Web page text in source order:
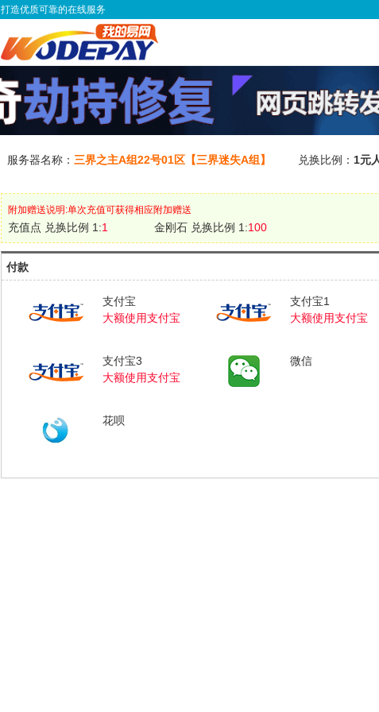
打造优质可靠的在线服务
服务器名称： 三界之主A组22号01区【三界迷失A组】 兑换比例： 1元
附加赠送说明:单次充值可获得相应附加赠送
充值点 兑换比例 1:1 金刚石 兑换比例 1:100
付款
支付宝
大额使用支付宝
支付宝1
大额使用支付宝
支付宝3
大额使用支付宝
微信
花呗